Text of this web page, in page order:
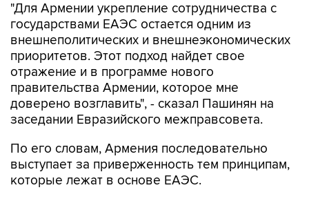
"Для Армении укрепление сотрудничества с
государствами ЕАЭС остается одним из
внешнеполитических и внешнеэкономических
приоритетов. Этот подход найдет свое
отражение и в программе нового
правительства Армении, которое мне
доверено возглавить", - сказал Пашинян на
заседании Евразийского межправсовета.
По его словам, Армения последовательно
выступает за приверженность тем принципам,
которые лежат в основе ЕАЭС.